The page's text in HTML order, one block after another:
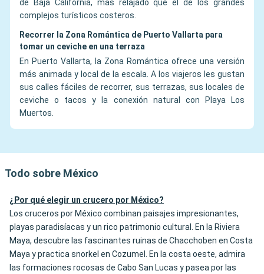
de Baja California, más relajado que el de los grandes
complejos turísticos costeros.
Recorrer la Zona Romántica de Puerto Vallarta para
tomar un ceviche en una terraza
En Puerto Vallarta, la Zona Romántica ofrece una versión
más animada y local de la escala. A los viajeros les gustan
sus calles fáciles de recorrer, sus terrazas, sus locales de
ceviche o tacos y la conexión natural con Playa Los
Muertos.
Todo sobre México
¿Por qué elegir un crucero por México?
Los cruceros por México combinan paisajes impresionantes,
playas paradisíacas y un rico patrimonio cultural. En la Riviera
Maya, descubre las fascinantes ruinas de Chacchoben en Costa
Maya y practica snorkel en Cozumel. En la costa oeste, admira
las formaciones rocosas de Cabo San Lucas y pasea por las